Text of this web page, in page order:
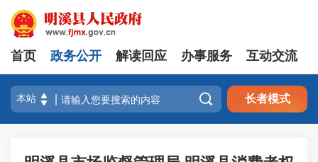
首页 政务公开 解读回应 办事服务 互动交流
 长者模式